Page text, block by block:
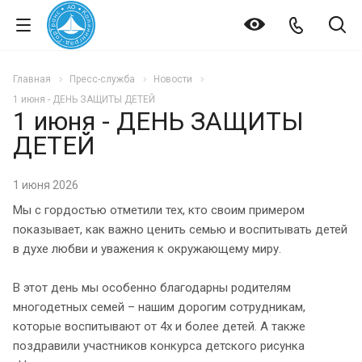
Главная Пресс-служба
Новости
1 июня - ДЕНЬ ЗАЩИТЫ ДЕТЕЙ
1 июня - ДЕНЬ ЗАЩИТЫ
ДЕТЕЙ
1 июня 2026
Мы с гордостью отметили тех, кто своим примером
показывает, как важно ценить семью и воспитывать детей
в духе любви и уважения к окружающему миру.
В этот день мы особенно благодарны родителям
многодетных семей – нашим дорогим сотрудникам,
которые воспитывают от 4х и более детей. А также
поздравили участников конкурса детского рисунка